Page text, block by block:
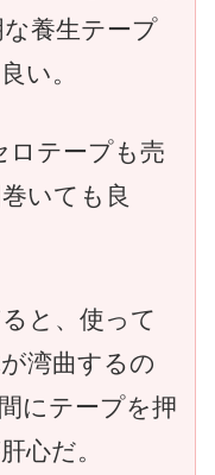
養生テープ
い。
ロテープも売
いても良
と、使って
湾曲するの
にテープを押
心だ。